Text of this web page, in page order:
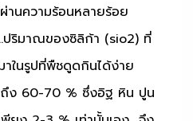
านความร้อนหลายร้อย
ปริมาณของซิลิก้า (sio2) ที่
ในรูปที่พืชดูดกินได้ง่าย
ง 60-70 % ซึ่งอิฐ หิน ปูน